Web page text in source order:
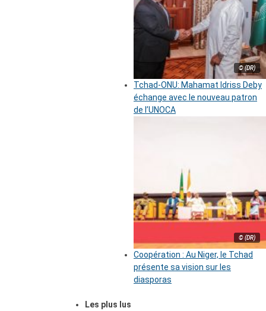
© (DR)
Tchad-ONU: Mahamat Idriss Deby
échange avec le nouveau patron
de l’UNOCA
© (DR)
Coopération : Au Niger, le Tchad
présente sa vision sur les
diasporas
Les plus lus